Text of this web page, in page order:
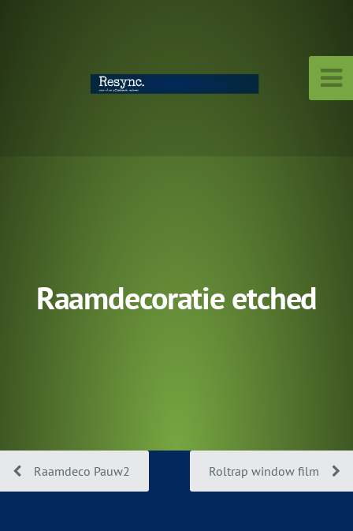
Raamdecoratie etched
Raamdeco Pauw2 Roltrap window film